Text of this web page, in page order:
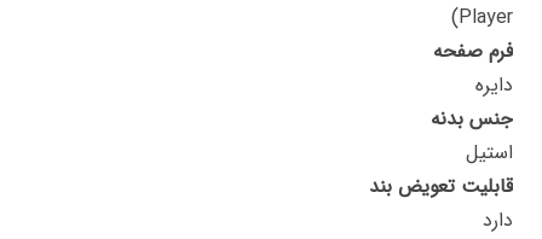
Player)
فرم صفحه
دایره
جنس بدنه
استیل
قابلیت تعویض بند
دارد